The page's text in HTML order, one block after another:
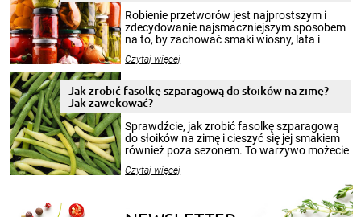
Robienie przetworów jest najprostszym i
zdecydowanie najsmaczniejszym sposobem
na to, by zachować smaki wiosny, lata i
krajobrazów, by cieszyć nimi oko w sezonie
pełni poczuć atmosferę cieplejszych
miesięcy. Przygotowanie słoików ze
patenty, które pozwolą zachować świeżość
przetworów.
Czytaj więcej
Jak zrobić fasolkę szparagową do słoików na zimę?
Jak zawekować?
Sprawdźcie, jak zrobić fasolkę szparagową
do słoików na zimę i cieszyć się jej smakiem
również poza sezonem. To warzywo możecie
nasze propozycje!
Czytaj więcej